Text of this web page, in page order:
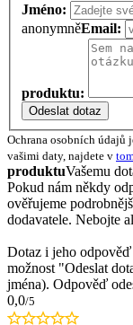
Jméno:
anonymněEmail:
produktu:
Odeslat dotaz
Ochrana osobních údajů
vašimi daty, najdete v
produktuVašemu
Pokud nám někdy
ověřujeme
dodavatele. Nebojte
Dotaz i jeho
možnost "Odeslat
jména). Odpověď
0,0/5